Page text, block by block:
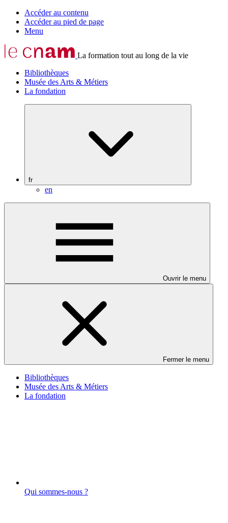
Accéder au contenu
Accéder au pied de page
Menu
La formation tout au long de la vie
Bibliothèques
Musée des Arts & Métiers
La fondation
fr
en
Ouvrir le menu
Fermer le menu
Bibliothèques
Musée des Arts & Métiers
La fondation
Qui sommes-nous ?